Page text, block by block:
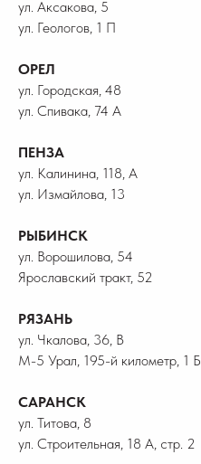
ул. Аксакова, 5
ул. Геологов, 1 П
ОРЕЛ
ул. Городская, 48
ул. Спивака, 74 А
ПЕНЗА
ул. Калинина, 118, А
ул. Измайлова, 13
РЫБИНСК
ул. Ворошилова, 54
Ярославский тракт, 52
РЯЗАНЬ
ул. Чкалова, 36, В
М-5 Урал, 195-й километр, 1 Б
САРАНСК
ул. Титова, 8
ул. Строительная, 18 А, стр. 2